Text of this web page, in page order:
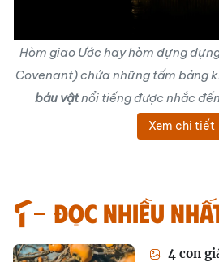
Hòm giao Ước hay hòm đựng
Covenant) chứa những tấm bảng
báu vậtnổi tiếng được nhắc
Xem chi tiết
Đọc nhiều
4 con